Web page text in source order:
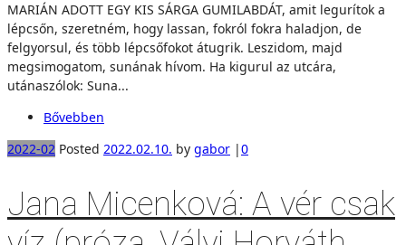
MARIÁN ADOTT EGY KIS SÁRGA GUMILABDÁT, amit legurítok a
lépcsőn, szeretném, hogy lassan, fokról fokra haladjon, de
felgyorsul, és több lépcsőfokot átugrik. Leszidom, majd
megsimogatom, sunának hívom. Ha kigurul az utcára,
utánaszólok: Suna...
Bővebben
2022-02 Posted 2022.02.10. by gabor |0
Jana Micenková: A vér csak